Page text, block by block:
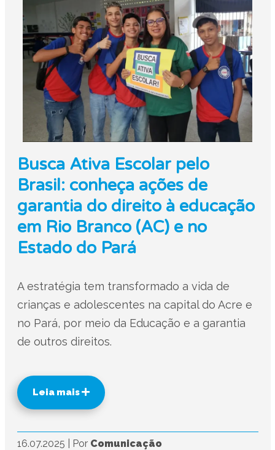
Busca Ativa Escolar pelo
Brasil: conheça ações de
garantia do direito à educação
em Rio Branco (AC) e no
Estado do Pará
A estratégia tem transformado a vida de
crianças e adolescentes na capital do Acre e
no Pará, por meio da Educação e a garantia
de outros direitos.
Leia mais
16.07.2025 Por Comunicação